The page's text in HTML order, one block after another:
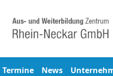
Termine News